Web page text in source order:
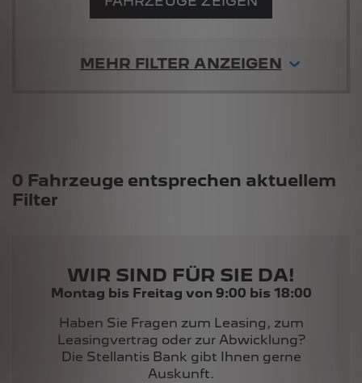
MEHR FILTER ANZEIGEN
Suchergebnisse
0 Fahrzeuge entsprechen aktuellem
Filter
WIR SIND FÜR SIE DA!
Montag bis Freitag von 9:00 bis 18:00
Haben Sie Fragen zum Leasing, zum
Leasingvertrag oder zur Abwicklung?
Die Stellantis Bank gibt Ihnen gerne
Auskunft.